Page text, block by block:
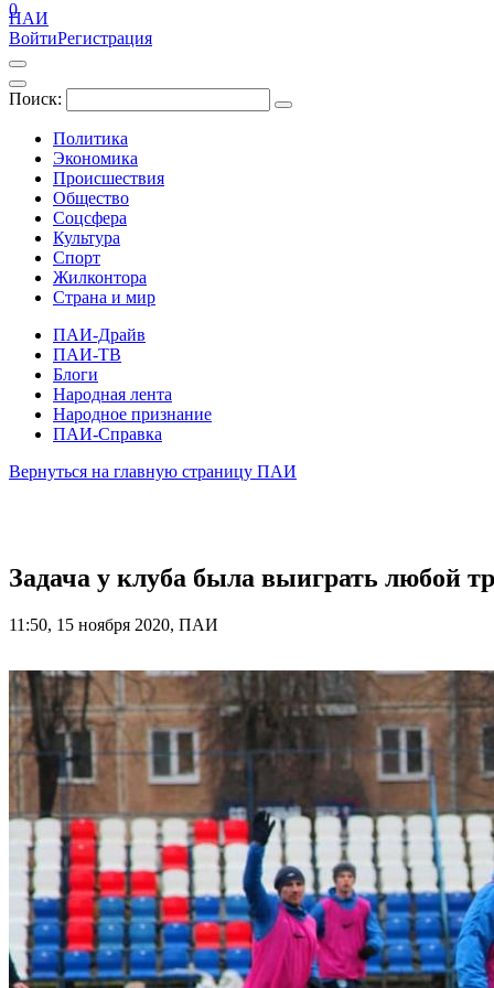
ПАИ
ВойтиРегистрация
Поиск:
Политика
Экономика
Происшествия
Общество
Соцсфера
Культура
Спорт
Жилконтора
Страна и мир
ПАИ-Драйв
ПАИ-ТВ
Блоги
Народная лента
Народное признание
ПАИ-Справка
0
Вернуться на главную страницу ПАИ
Задача у клуба была выиграть любой
11:50, 15 ноября 2020, ПАИ